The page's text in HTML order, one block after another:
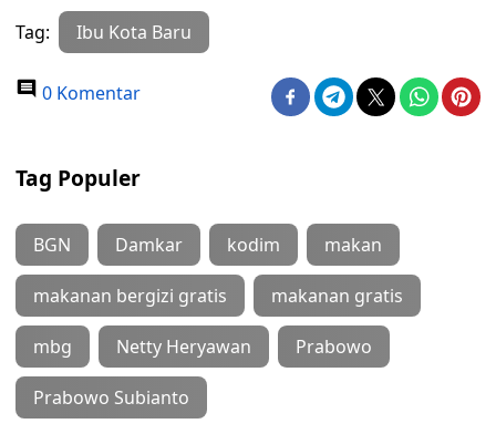
Tag: Ibu Kota Baru
0 Komentar
Tag Populer
BGN Damkar kodim makan
makanan bergizi gratis makanan gratis
mbg Netty Heryawan Prabowo
Prabowo Subianto